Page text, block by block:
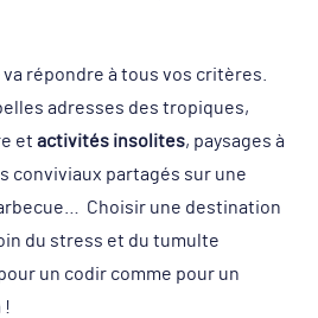
va répondre à tous vos critères.
adresses des tropiques,
etactivités insolites, paysages à
conviviaux partagés sur une
Choisir une destination
du stress et du tumulte
un codir comme pour un
!